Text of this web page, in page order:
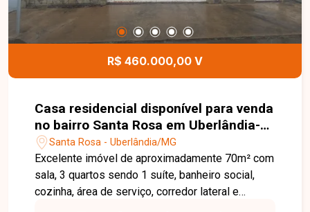
oferecendo ótima opção para moradia
com locação. O imóvel conta ainda com 3 vagas
de garagem. Entre em contato e agende sua
visita para conhecer esta excelente oportunidade
R$ 460.000,00 V
Casa residencial disponível para venda
no bairro Santa Rosa em Uberlândia-
MGSanta Rosa - Uberlândia/MG
Excelente imóvel de aproximadamente 70m² com
sala, 3 quartos sendo 1 suíte, banheiro social,
cozinha, área de serviço, corredor lateral e